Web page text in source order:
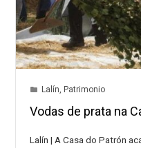
Lalín, Patrimonio
Vodas de prata na
Lalín | A Casa do Patrón